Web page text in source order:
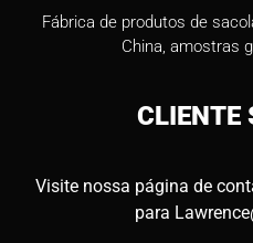
Fábrica de produtos de
China, amostras
CLIENTE
Visite nossa página de
para